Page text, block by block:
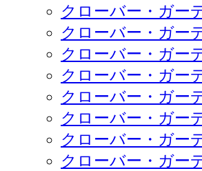
クローバー・ガー
クローバー・ガー
クローバー・ガー
クローバー・ガー
クローバー・ガー
クローバー・ガー
クローバー・ガー
クローバー・ガー